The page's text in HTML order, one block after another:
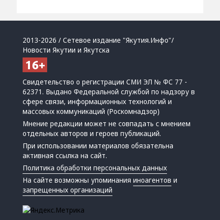
2013-2026 / Сетевое издание "Якутия.Инфо"/
Новости Якутии и Якутска
Свидетельство о регистрации СМИ ЭЛ № ФС 77 -
62371. Выдано Федеральной службой по надзору в
сфере связи, информационных технологий и
массовых коммуникаций (Роскомнадзор)
Мнение редакции может не совпадать с мнением
отдельных авторов и героев публикаций.
При использовании материалов обязательна
активная ссылка на сайт.
Политика обработки персональных данных
На сайте возможны упоминанияиноагентов и
запрещенных организаций